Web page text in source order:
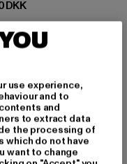
DKK
DKKpris: 157,00 DKK
use experience,
and to
and
to extract data
the processing of
which do not have
want to change